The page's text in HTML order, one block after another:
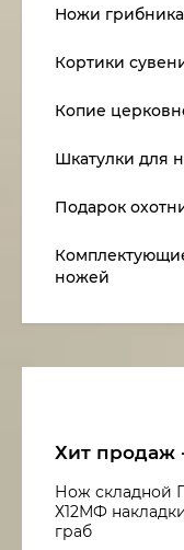
Ножи грибника
Кортики
Копие
Шкатулки для
Подарок
ножей
Хит продаж
Нож складной
Х12МФ
граб